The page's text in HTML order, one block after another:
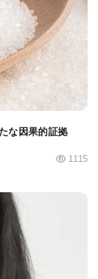
の研究チー
間の通信を
｣と述べてい
Dr. Ryu、
の
of the
Timothy
い：
Brown Fat
な因果的証拠
1115